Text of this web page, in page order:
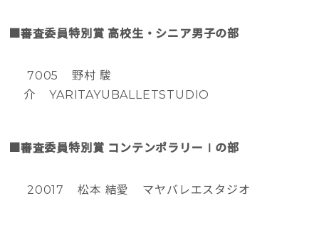
■審査委員特別賞 高校生・シニア男子の部
7005 野村 駿
介 YARITAYUBALLETSTUDIO
■審査委員特別賞 コンテンポラリーⅠの部
20017 松本 結愛 マヤバレエスタジオ